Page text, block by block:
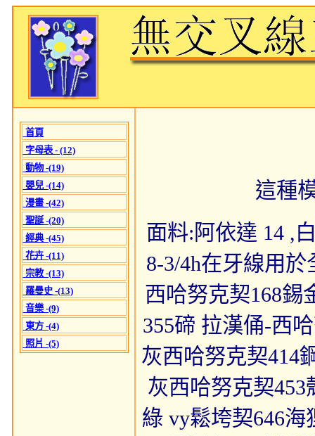
首頁
字母表 - (12)
動物 -(19)
嬰兒 -(14)
漫畫 -(42)
聖誕 -(20)
經典 -(45)
花卉 -(11)
宗教 -(13)
羅曼史 -(13)
音樂 -(9)
東方 -(4)
照片 -(5)
這種
面料:阿依達 14 ,
8-3/4h在牙線用
西哈努克契168錫
355碲 拉漢俑-西
灰西哈努克契414
灰西哈努克契453
綠 vy鬆垮契646海